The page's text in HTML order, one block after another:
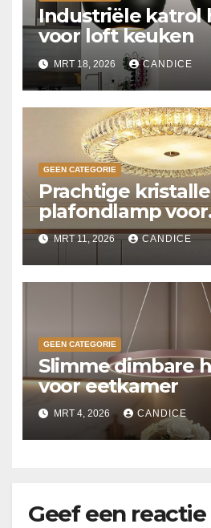
Industriële katrol
voor loft keuken
MRT 18, 2026 CANDICE
GEEN CATEGORIE
Prachtige
plafondlamp voor
slaapkamer
MRT 11, 2026 CANDICE
GEEN CATEGORIE
Slimme dimbare
voor eetkamer
MRT 4, 2026 CANDICE
Geef een reactie